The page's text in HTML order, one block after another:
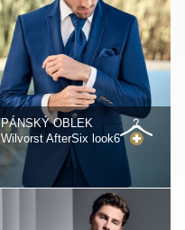
PÁNSKÝ OBLEK
Wilvorst AfterSix look6